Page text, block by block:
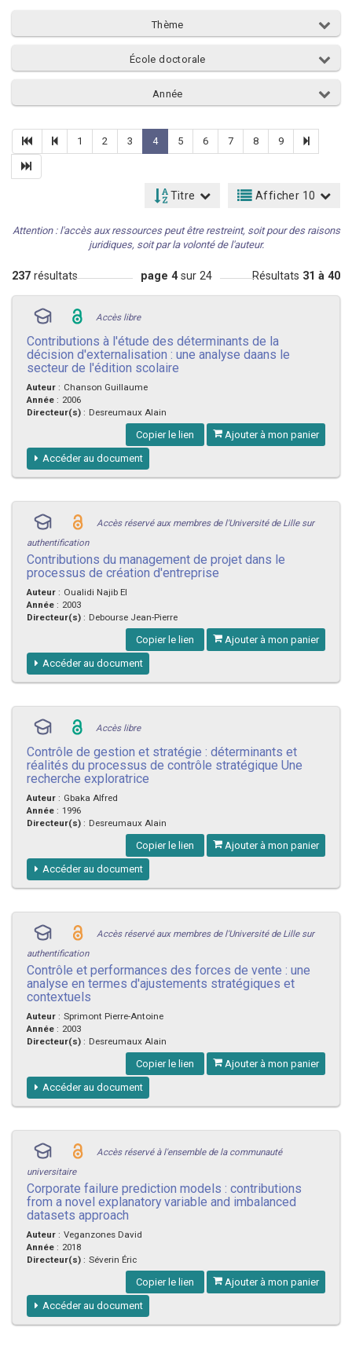
Thème
École doctorale
Année
1 2 3 4 5 6 7 8 9
Titre Afficher 10
Attention : l'accès aux ressources peut être restreint, soit pour des raisons
juridiques, soit par la volonté de l'auteur.
237 résultats page 4sur 24 Résultats 31 à 40
Accès libre
Contributions à l'étude des déterminants de la
décision d'externalisation : une analyse daans le
secteur de l'édition scolaire
Auteur : Chanson Guillaume
Année : 2006
Directeur(s) : Desreumaux Alain
Copier le lien Ajouter à mon panier
Accéder au document
Accès réservé aux membres de l'Université de Lille sur
authentification
Contributions du management de projet dans le
processus de création d'entreprise
Auteur : Oualidi Najib El
Année : 2003
Directeur(s) : Debourse Jean-Pierre
Copier le lien Ajouter à mon panier
Accéder au document
Accès libre
Contrôle de gestion et stratégie : déterminants et
réalités du processus de contrôle stratégique Une
recherche exploratrice
Auteur : Gbaka Alfred
Année : 1996
Directeur(s) : Desreumaux Alain
Copier le lien Ajouter à mon panier
Accéder au document
Accès réservé aux membres de l'Université de Lille sur
authentification
Contrôle et performances des forces de vente : une
analyse en termes d'ajustements stratégiques et
contextuels
Auteur : Sprimont Pierre-Antoine
Année : 2003
Directeur(s) : Desreumaux Alain
Copier le lien Ajouter à mon panier
Accéder au document
Accès réservé à l'ensemble de la communauté
universitaire
Corporate failure prediction models : contributions
from a novel explanatory variable and imbalanced
datasets approach
Auteur : Veganzones David
Année : 2018
Directeur(s) : Séverin Éric
Copier le lien Ajouter à mon panier
Accéder au document